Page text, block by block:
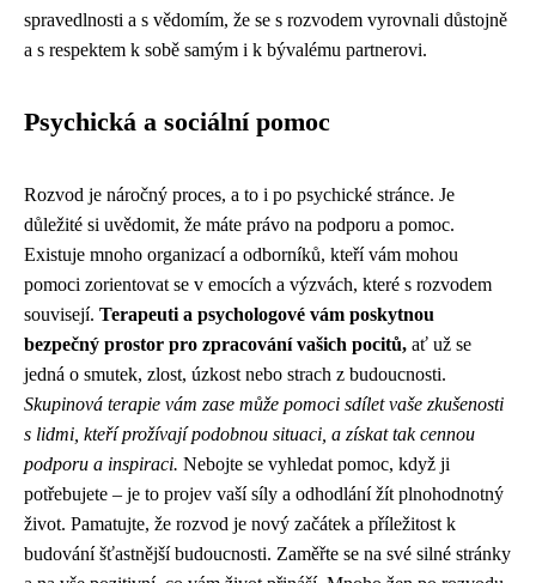
spravedlnosti a s vědomím, že se s rozvodem vyrovnali důstojně
a s respektem k sobě samým i k bývalému partnerovi.
Psychická a sociální pomoc
Rozvod je náročný proces, a to i po psychické stránce. Je
důležité si uvědomit, že máte právo na podporu a pomoc.
Existuje mnoho organizací a odborníků, kteří vám mohou
pomoci zorientovat se v emocích a výzvách, které s rozvodem
souvisejí. Terapeuti a psychologové vám poskytnou
bezpečný prostor pro zpracování vašich pocitů, ať už se
jedná o smutek, zlost, úzkost nebo strach z budoucnosti.
Skupinová terapie vám zase může pomoci sdílet vaše zkušenosti
s lidmi, kteří prožívají podobnou situaci, a získat tak cennou
podporu a inspiraci. Nebojte se vyhledat pomoc, když ji
potřebujete – je to projev vaší síly a odhodlání žít plnohodnotný
život. Pamatujte, že rozvod je nový začátek a příležitost k
budování šťastnější budoucnosti. Zaměřte se na své silné stránky